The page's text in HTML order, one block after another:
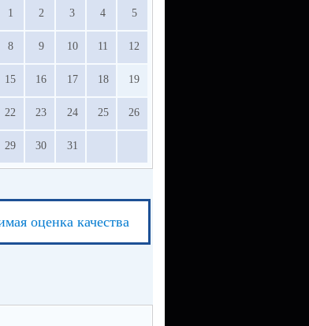
1 2 3 4 5
8 9 10 11 12
15 16 17 18 19
22 23 24 25 26
29 30 31
оценка качества